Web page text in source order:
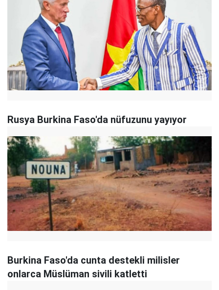
Rusya Burkina Faso'da nüfuzunu yayıyor
Burkina Faso'da cunta destekli milisler
onlarca Müslüman sivili katletti